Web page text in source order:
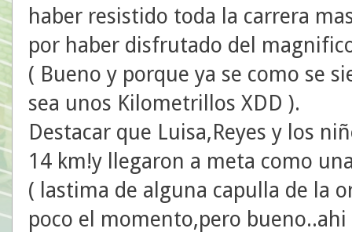
haber resistido toda la carrera
por haber disfrutado del
( Bueno y porque ya se como se
sea unos Kilometrillos XDD ).
Destacar que Luisa,Reyes y los
14 km!y llegaron a meta como
( lastima de alguna capulla de la
poco el momento,pero